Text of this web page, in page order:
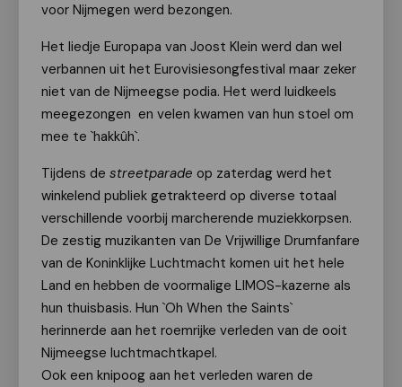
voor Nijmegen werd bezongen.
Het liedje Europapa van Joost Klein werd dan wel
verbannen uit het Eurovisiesongfestival maar zeker
niet van de Nijmeegse podia. Het werd luidkeels
meegezongen en velen kwamen van hun stoel om
mee te `hakkûh`.
Tijdens de streetparade op zaterdag werd het
winkelend publiek getrakteerd op diverse totaal
verschillende voorbij marcherende muziekkorpsen.
De zestig muzikanten van De Vrijwillige Drumfanfare
van de Koninklijke Luchtmacht komen uit het hele
Land en hebben de voormalige LIMOS-kazerne als
hun thuisbasis. Hun `Oh When the Saints`
herinnerde aan het roemrijke verleden van de ooit
Nijmeegse luchtmachtkapel.
Ook een knipoog aan het verleden waren de